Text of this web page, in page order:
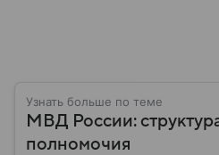
Узнать больше по теме
МВД России:
полномочия